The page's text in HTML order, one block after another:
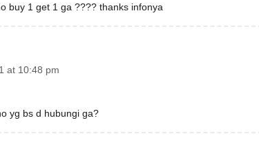
buy 1 get 1 ga ???? thanks infonya
at 10:48 pm
yg bs d hubungi ga?